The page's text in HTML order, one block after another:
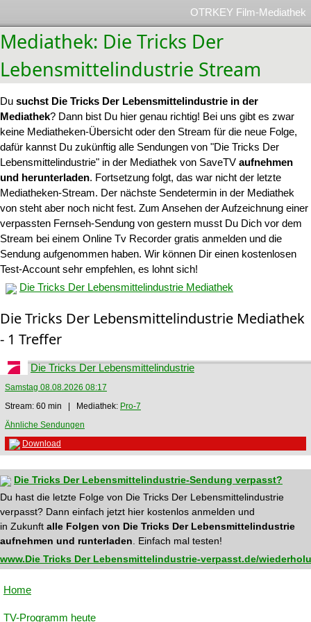
OTRKEY Film-Mediathek
Mediathek: Die Tricks Der
Lebensmittelindustrie Stream
Du suchst Die Tricks Der Lebensmittelindustrie in der
Mediathek? Dann bist Du hier genau richtig! Bei uns gibt es zwar
keine Mediatheken-Übersicht oder den Stream für die neue Folge,
dafür kannst Du zukünftig alle Sendungen von "Die Tricks Der
Lebensmittelindustrie" in der Mediathek von SaveTV aufnehmen
und herunterladen. Fortsetzung folgt, das war nicht der letzte
Mediatheken-Stream. Der nächste Sendetermin in der Mediathek
von steht aber noch nicht fest. Zum Ansehen der Aufzeichnung einer
verpassten Fernseh-Sendung von gestern musst Du Dich vor dem
Stream bei einem Online Tv Recorder gratis anmelden und die
Sendung aufgenommen haben. Wir können Dir einen kostenlosen
Test-Account sehr empfehlen, es lohnt sich!
Die Tricks Der Lebensmittelindustrie Mediathek
Die Tricks Der Lebensmittelindustrie Mediathek
- 1 Treffer
Die Tricks Der Lebensmittelindustrie
Samstag 08.08.2026 08:17
Stream: 60 min | Mediathek: Pro-7
Ähnliche Sendungen
Download
Die Tricks Der Lebensmittelindustrie-Sendung verpasst?
Du hast die letzte Folge von Die Tricks Der Lebensmittelindustrie
verpasst? Dann einfach jetzt hier kostenlos anmelden und
in Zukunft alle Folgen von Die Tricks Der Lebensmittelindustrie
aufnehmen und runterladen . Einfach mal testen!
www.Die Tricks Der Lebensmittelindustrie-verpasst.de/
Home
TV-Programm heute